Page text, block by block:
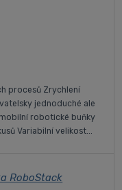
procesů Zrychlení
jednoduché ale
robotické buňky
Variabilní velikost...